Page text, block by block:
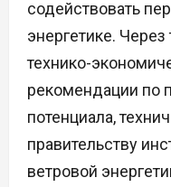
содействовать
энергетике.
технико-
рекомендации по
потенциала,
правительству
ветровой